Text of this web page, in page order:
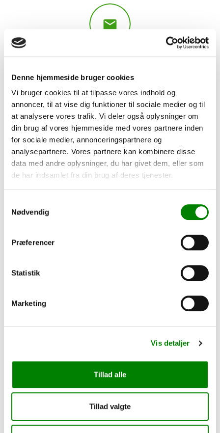
Denne hjemmeside bruger cookies
Vi bruger cookies til at tilpasse vores indhold og
annoncer, til at vise dig funktioner til sociale medier og til
at analysere vores trafik. Vi deler også oplysninger om
din brug af vores hjemmeside med vores partnere inden
for sociale medier, annonceringspartnere og
analysepartnere. Vores partnere kan kombinere disse
data med andre oplysninger, du har givet dem, eller som
de har indsamlet fra din brug af deres tjenester.
Nødvendig
Præferencer
Statistik
Marketing
Vis detaljer
Tillad alle
Tillad valgte

info@ultralineshop.dk

Bankoplysninger